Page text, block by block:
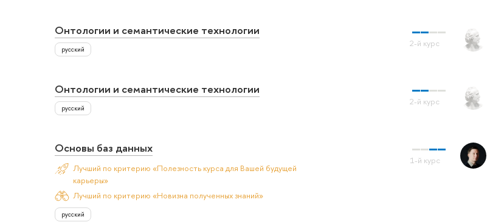
Онтологии и семантические технологии
русский
Онтологии и семантические технологии
русский
Основы баз данных
Лучший по критерию «Полезность курса для Вашей будущей
карьеры»
Лучший по критерию «Новизна полученных знаний»
русский